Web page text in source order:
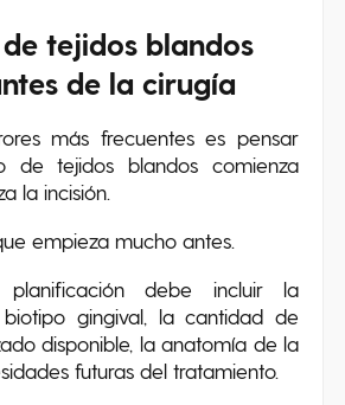
tejidos blandos
de la cirugía
más frecuentes es pensar
de tejidos blandos comienza
la incisión.
empieza mucho antes.
planificación debe incluir la
gingival, la cantidad de
disponible, la anatomía de la
futuras del tratamiento.